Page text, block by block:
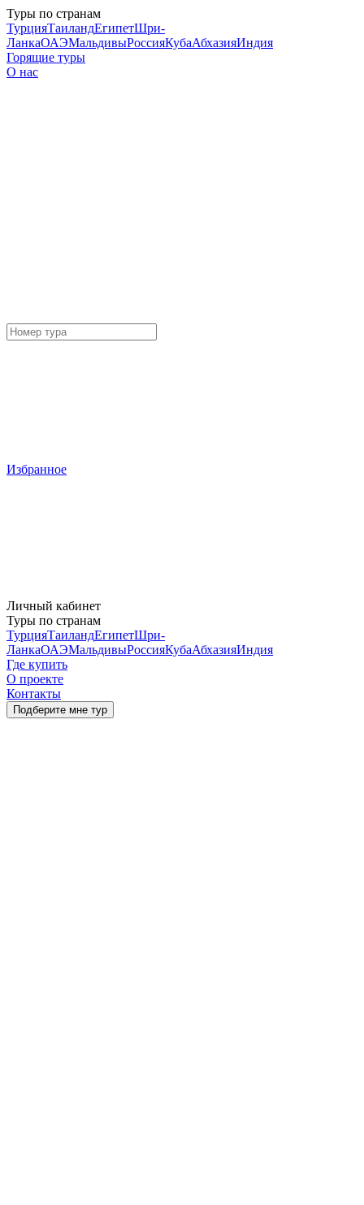
Туры по странам
ТурцияТаиландЕгипетШри-
ЛанкаОАЭМальдивыРоссияКубаАбхазияИндия
Горящие туры
О нас
Избранное
Личный кабинет
Туры по странам
ТурцияТаиландЕгипетШри-
ЛанкаОАЭМальдивыРоссияКубаАбхазияИндия
Где купить
О проекте
Контакты
Подберите мне тур